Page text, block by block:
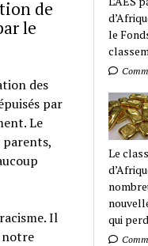
de
le
des
par
Le
parents,
Il
notre
le
Le
qui